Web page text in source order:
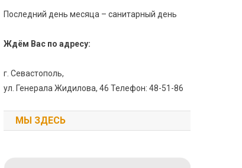
Последний день месяца – санитарный день
Ждём Вас по адресу:
г. Севастополь,
ул. Генерала Жидилова, 46 Телефон: 48-51-86
МЫ ЗДЕСЬ